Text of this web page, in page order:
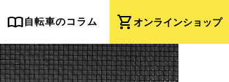
shopping_cartオンラインショップ
import_contacts自転車のコラム